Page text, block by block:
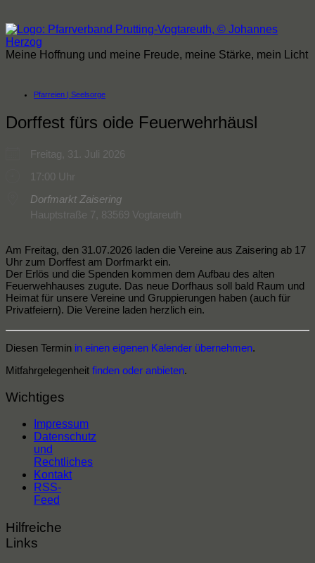
Inhalt
springen
Meine Hoffnung und meine Freude, meine Stärke, mein Licht
Pfarreien | Seelsorge
Dorffest fürs oide Feuerwehrhäusl
Freitag, 31. Juli 2026
17:00 Uhr
Dorfmarkt Zaisering
Hauptstraße 7, 83569 Vogtareuth
Am Freitag, den 31.07.2026 laden die Vereine aus Zaisering ab 17
Uhr zum Dorffest am Dorfmarkt ein.
Der Erlös und die Spenden kommen dem Aufbau des alten
Feuerwehhauses zugute. Das neue Dorfhaus soll bald Raum und
Heimat für unsere Vereine und Gruppierungen haben (auch für
Privatfeiern). Die Vereine laden herzlich ein.
Diesen Termin in einen eigenen Kalender übernehmen.
Mitfahrgelegenheit finden oder anbieten.
Wichtiges
Impressum
Datenschutz
und
Rechtliches
Kontakt
RSS-
Feed
Hilfreiche
Links